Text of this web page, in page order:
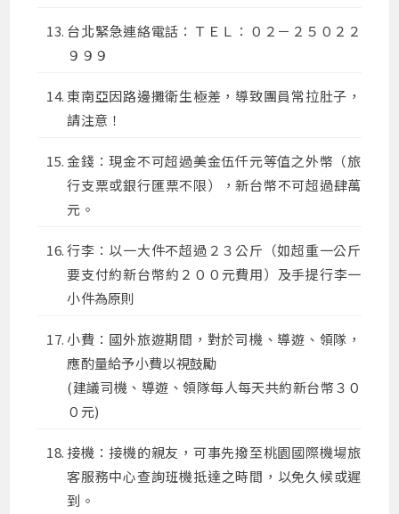
台北緊急連絡電話：ＴＥＬ：０２－２５０２２
９９９
東南亞因路邊攤衛生極差，導致團員常拉肚子，
請注意！
金錢：現金不可超過美金伍仟元等值之外幣（旅
行支票或銀行匯票不限），新台幣不可超過肆萬
元。
行李：以一大件不超過２３公斤（如超重一公斤
要支付約新台幣約２００元費用）及手提行李一
小件為原則
小費：國外旅遊期間，對於司機、導遊、領隊，
應酌量給予小費以視鼓勵
(建議司機、導遊、領隊每人每天共約新台幣３０
０元)
接機：接機的親友，可事先撥至桃園國際機場旅
客服務中心查詢班機抵達之時間，以免久候或遲
到。